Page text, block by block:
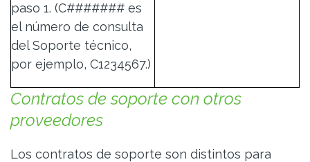
paso 1. (C####### es
el número de consulta
del Soporte técnico,
por ejemplo, C1234567.)
Contratos de soporte con otros
proveedores
Los contratos de soporte son distintos para